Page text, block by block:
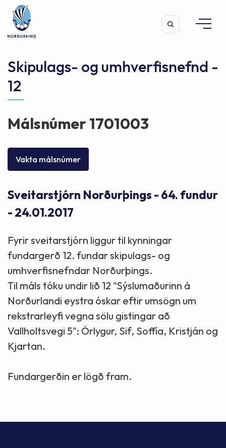
Leita
Skipulags- og umhverfisnefnd -
12
Málsnúmer 1701003
Vakta málsnúmer
Sveitarstjórn Norðurþings - 64. fundur
- 24.01.2017
Fyrir sveitarstjórn liggur til kynningar
fundargerð 12. fundar skipulags- og
umhverfisnefndar Norðurþings.
Til máls tóku undir lið 12 "Sýslumaðurinn á
Norðurlandi eystra óskar eftir umsögn um
rekstrarleyfi vegna sölu gistingar að
Vallholtsvegi 5": Örlygur, Sif, Soffía, Kristján og
Kjartan.
Fundargerðin er lögð fram.